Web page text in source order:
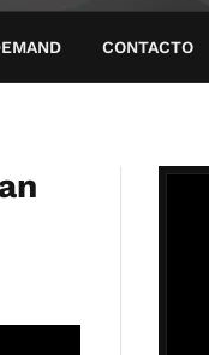
CONTACTO